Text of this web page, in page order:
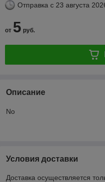
Отправка с 23 августа
от 5 руб.
Описание
No
Условия доставки
Доставка осуществляется